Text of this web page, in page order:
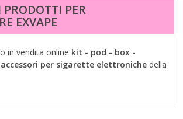
+
ACUSTICI
+
PRODOTTI PER
EXVAPE
in vendita online kit - pod - box -
per sigarette elettroniche della